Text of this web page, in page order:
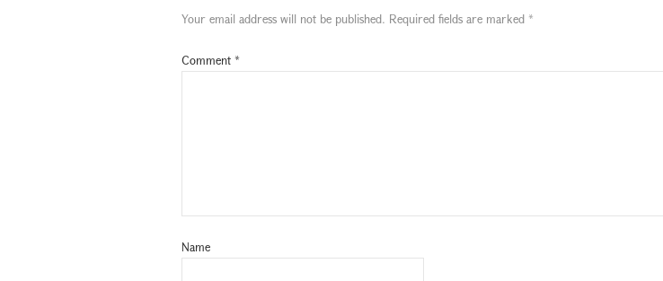
Your email address will not be published. Required fields are marked *
Comment *
Name